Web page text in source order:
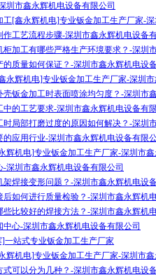
圳市鑫永辉机电设备有限公司
工[鑫永辉机电]专业钣金加工生产厂家-
作工艺流程步骤-深圳市鑫永辉机电设备
柜加工有哪些严格生产环境要求？-深圳
的质量如何保证？-深圳市鑫永辉机电设
永辉机电]专业钣金加工生产厂家-深圳
壳钣金加工时表面喷涂均匀度？-深圳市
中的工艺要求-深圳市鑫永辉机电设备有
时局部打磨过度的原因如何解决？-深圳
的应用行业-深圳市鑫永辉机电设备有限
辉机电]专业钣金加工生产厂家-深圳市
深圳市鑫永辉机电设备有限公司
架焊接变形问题？-深圳市鑫永辉机电设
后如何进行质量检验？-深圳市鑫永辉机
些比较好的焊接方法？-深圳市鑫永辉机
心-深圳市鑫永辉机电设备有限公司
一站式专业钣金加工生产厂家
辉机电]专业钣金加工生产厂家-深圳市
式可以分为几种？-深圳市鑫永辉机电设